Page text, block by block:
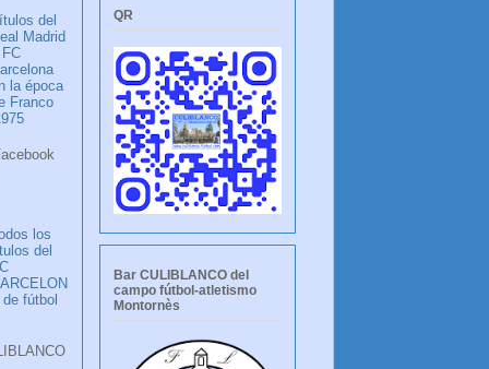
del
Madrid
la época
Franco
los
del
de fútbol
QR
Bar CULIBLANCO del
campo fútbol-atletismo
Montornès